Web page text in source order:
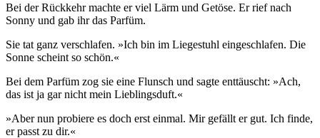
Bei der Rückkehr machte er viel Lärm und Getöse. Er rief nach
Sonny und gab ihr das Parfüm.
Sie tat ganz verschlafen. »Ich bin im Liegestuhl eingeschlafen. Die
Sonne scheint so schön.«
Bei dem Parfüm zog sie eine Flunsch und sagte enttäuscht: »Ach,
das ist ja gar nicht mein Lieblingsduft.«
»Aber nun probiere es doch erst einmal. Mir gefällt er gut. Ich finde,
er passt zu dir.«